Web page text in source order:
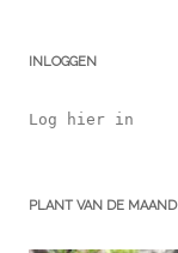
INLOGGEN
Log hier in
PLANT VAN DE MAAND